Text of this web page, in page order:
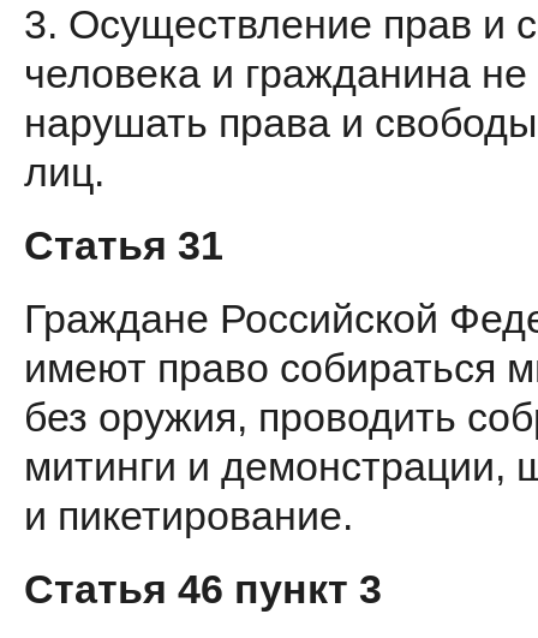
3. Осуществление прав и
че­ловека и гражданина
нарушать права и
лиц.
Статья 31
Граждане Российской
име­ют право собираться
без ору­жия, проводить
митинги и демонстрации,
и пикетирова­ние.
Статья 46 пункт 3